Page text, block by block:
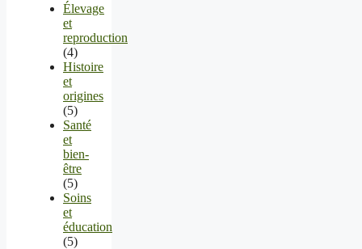
Élevage
et
reproduction
(4)
Histoire
et
origines
(5)
Santé
et
bien-
être
(5)
Soins
et
éducation
(5)